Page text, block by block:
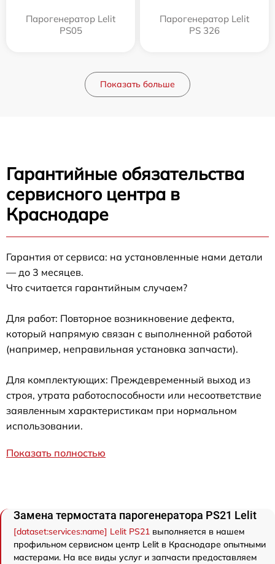
Парогенератор Lelit
PS05
Парогенератор Lelit
PS 326
Показать больше
Гарантийные обязательства
сервисного центра в
Краснодаре
Гарантия от сервиса: на установленные нами детали
— до 3 месяцев.
Что считается гарантийным случаем?
Для работ: Повторное возникновение дефекта,
который напрямую связан с выполненной работой
(например, неправильная установка запчасти).
Для комплектующих: Преждевременный выход из
строя, утрата работоспособности или несоответствие
заявленным характеристикам при нормальном
использовании.
Показать полностью
Замена термостата парогенератора PS21 Lelit
[dataset:services:name] Lelit PS21 выполняется в нашем
профильном сервисном центр Lelit в Краснодаре опытными
мастерами. На все виды услуг и запчасти предоставляем